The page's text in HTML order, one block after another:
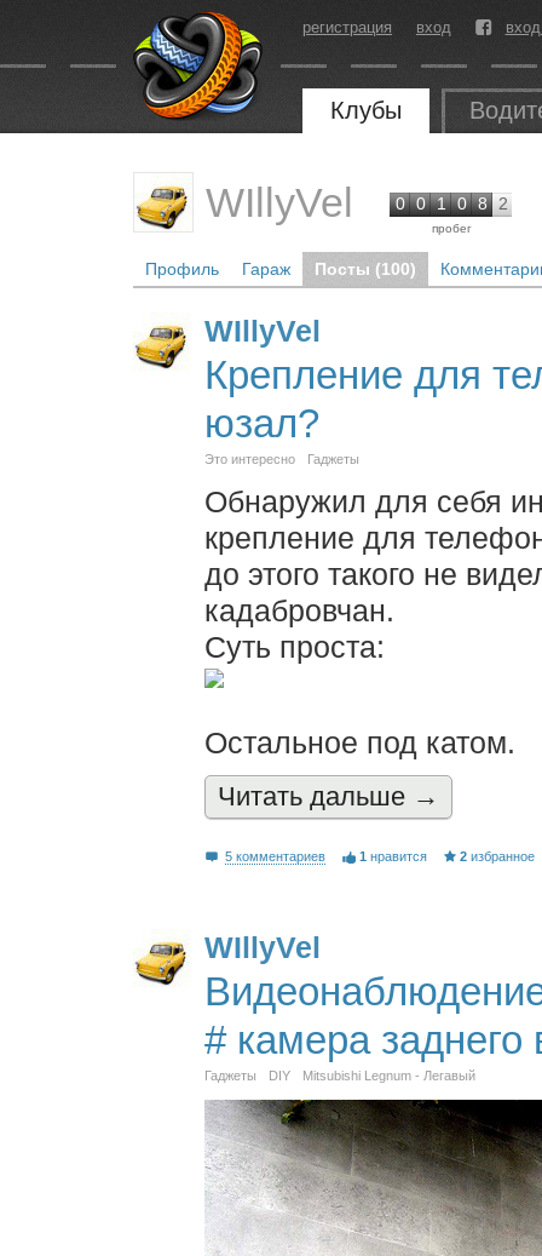
регистрация вход
Клубы
WIllyVel 0 0 1 0 8 2
пробег
Профиль Гараж Посты (100)
WIllyVel
Крепление для
юзал?
Это интересно Гаджеты
Обнаружил для себя
крепление для
до этого такого не
кадабровчан.
Суть проста:
Остальное под катом.
Читать дальшe →
5 комментариев 1 нравится 2 избранное
WIllyVel
# камера заднего
Гаджеты DIY Mitsubishi Legnum - Легавый